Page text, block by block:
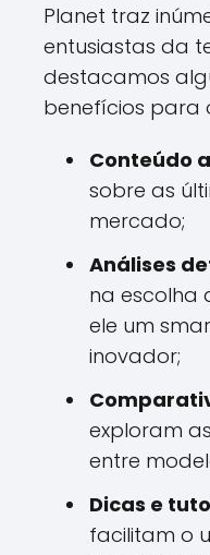
Planet traz
entusiastas da
destacamos
benefícios para
Conteúdo
sobre as
mercado;
Análises
na escolha
ele um
inovador;
exploram
entre
Dicas e
facilitam o